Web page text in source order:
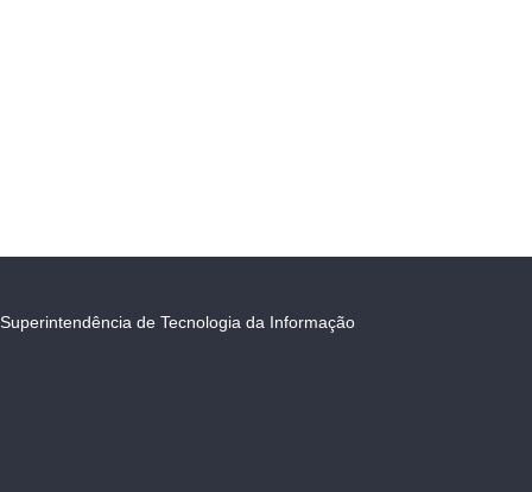
Superintendência de Tecnologia da Informação